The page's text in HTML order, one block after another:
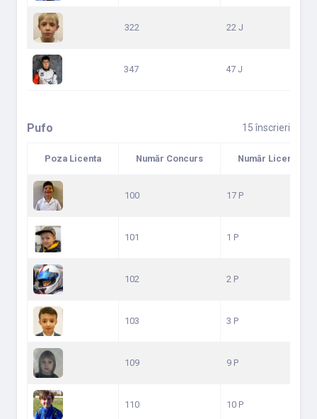
322 22 J
347 47 J
Pufo 15 înscrieri
Poza Licenta Număr Concurs Număr Licență
100 17 P
101 1 P
102 2 P
103 3 P
109 9 P
110 10 P